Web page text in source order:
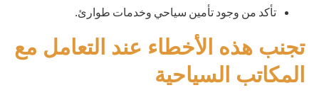
تأكد من وجود تأمين سياحي وخدمات طوارئ.
تجنب هذه الأخطاء عند التعامل مع
المكاتب السياحية